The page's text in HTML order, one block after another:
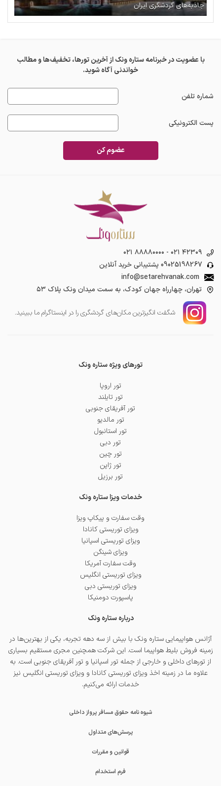
جاذبه‌های گردشگری ایران
با عضویت در خبرنامه ستاره ونک از آخرین تورها، تخفیف‌ها و مطالب
خواندنی آگاه شوید.
شماره تلفن
پست الکترونیکی
عضوم کن
۰۲۱ ۸۸۸۸۰۰۰۰ - ۰۲۱ ۴۲۳۰۹
09025198267 پشتیبانی خرید آنلاین
info@setarehvanak.com
تهران، چهارراه جهان کودک، به سمت میدان ونک پلاک ۵۳
شگفت انگیز‌ترین مکان‌های گردشگری را در اینستاگرام ما ببینید.
تورهای ویژه ستاره ونک
تور اروپا
تور تایلند
تور آفریقای جنوبی
تور مالدیو
تور استانبول
تور دبی
تور چین
تور ژاپن
تور برزیل
خدمات ویزا ستاره ونک
وقت سفارت و پیکاپ ویزا
ویزای توریستی کانادا
ویزای توریستی اسپانیا
ویزای شینگن
وقت سفارت آمریکا
ویزای توریستی انگلیس
ویزای توریستی دبی
پاسپورت دومنیکا
درباره ستاره ونک
آژانس هواپیمایی ستاره ونک با بیش از سه دهه تجربه، یکی از بهترین‌ها در
زمینه فروش بلیط هواپیما است. این شرکت همچنین مجری مستقیم بسیاری
از تورهای داخلی و خارجی از جمله تور اسپانیا و تور آفریقای جنوبی است. به
علاوه ما در زمینه اخذ ویزای توریستی کانادا و ویزای توریستی انگلیس نیز
خدمات ارائه می‌کنیم.
شیوه نامه حقوق مسافر پرواز داخلی
پرسش‌های متداول
قوانین و مقررات
فرم استخدام